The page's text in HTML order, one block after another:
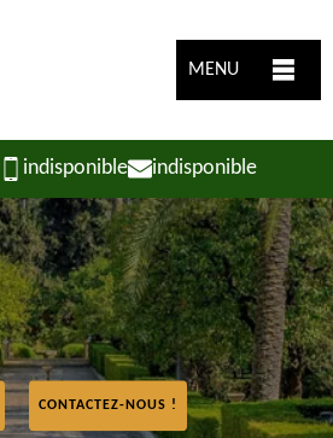
MENU
indisponible indisponible
CONTACTEZ-NOUS !